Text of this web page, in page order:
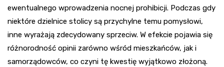
ewentualnego wprowadzenia nocnej prohibicji. Podczas gdy
niektóre dzielnice stolicy są przychylne temu pomysłowi,
inne wyrażają zdecydowany sprzeciw. W efekcie pojawia się
różnorodność opinii zarówno wśród mieszkańców, jak i
samorządowców, co czyni tę kwestię wyjątkowo złożoną.